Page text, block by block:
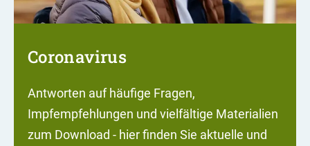
Coronavirus
Antworten auf häufige Fragen,
Impfempfehlungen und vielfältige Materialien
zum Download - hier finden Sie aktuelle und